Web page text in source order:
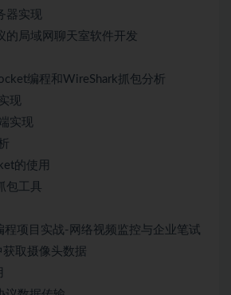
器实现
的局域网聊天室软件开发
编程和WireShark抓包分析
现
实现
的使用
包工具
项目实战-网络视频监控与企业笔试
取摄像头数据